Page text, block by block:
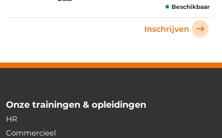
Beschikbaar
Inschrijven
Onze trainingen & opleidingen
HR
Commercieel